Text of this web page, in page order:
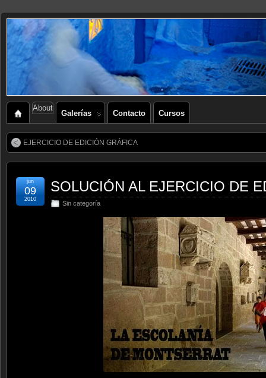
About
Galerías Contacto Cursos
EJERCICIO DE EDICIÓN GRÁFICA
SOLUCIÓN AL EJERCICIO DE
Sin categoría
jun
09
2010